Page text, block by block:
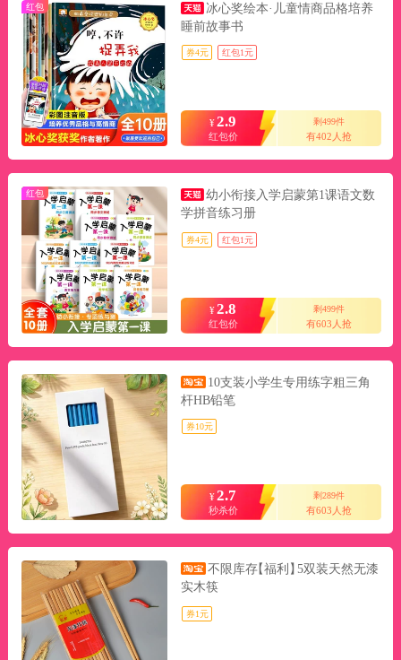
红包
冰心奖绘本·儿童情商品格培养
睡前故事书
券4元 红包1元
¥2.9
红包价
剩499件
有402人抢
红包
幼小衔接入学启蒙第1课语文数
学拼音练习册
券4元 红包1元
¥2.8
红包价
剩499件
有603人抢
10支装小学生专用练字粗三角
杆HB铅笔
券10元
¥2.7
秒杀价
剩289件
有603人抢
不限库存【福利】5双装天然无漆
实木筷
券1元